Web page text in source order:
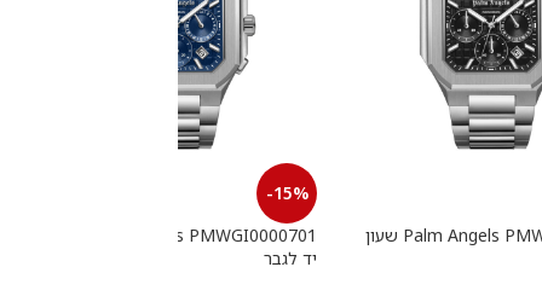
Palm Angels PMWGI0000702 שעון
-15%
יד לגבר